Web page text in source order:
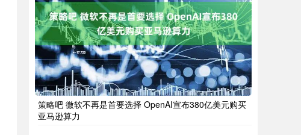
策略吧 微软不再是首要选择 OpenAI宣布380亿美元购买
亚马逊算力